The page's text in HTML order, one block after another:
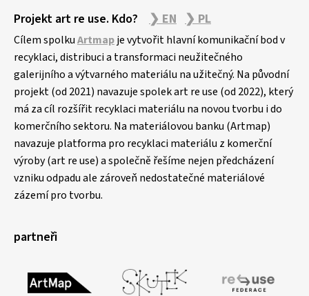
Projekt art re use. Kdo? ❯ EN ❯ PL
Cílem spolkuArtmapje vytvořit hlavní komunikační bod v
recyklaci, distribuci a transformaci neužitečného
galerijního a výtvarného materiálu na užitečný. Na původní
projekt (od 2021) navazuje spolek art re use (od 2022), který
má za cíl rozšířit recyklaci materiálu na novou tvorbu i do
komerčního sektoru. Na materiálovou banku (Artmap)
navazuje platforma pro recyklaci materiálu z komerční
výroby (art re use) a společně řešíme nejen předcházení
vzniku odpadu ale zároveň nedostatečné materiálové
zázemí pro tvorbu.
partneři